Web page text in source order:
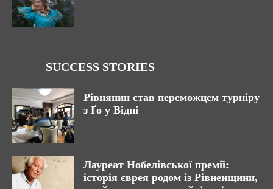
SUCCESS STORIES
Рівнянин став переможцем турніру
з Ґо у Відні
Лауреат Нобелівської премії:
історія єврея родом із Рівненщини,